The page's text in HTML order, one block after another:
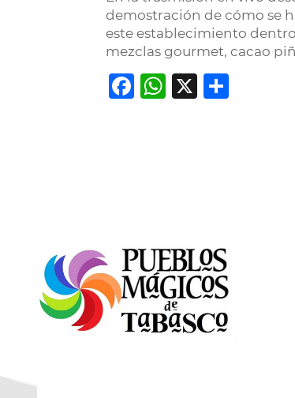
demostración de cómo se
este establecimiento
mezclas gourmet, cacao
Facebook
WhatsApp
X